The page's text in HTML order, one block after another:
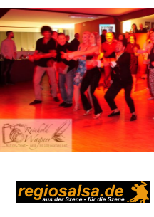
Zum
Inhalt
springen